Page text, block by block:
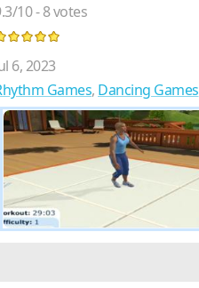
/10-8votes
6, 2023
Games, Dancing Games